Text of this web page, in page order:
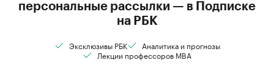
персональные рассылки — в Подписке
на РБК
Эксклюзивы РБК
Аналитика и прогнозы
Лекции профессоров MBA